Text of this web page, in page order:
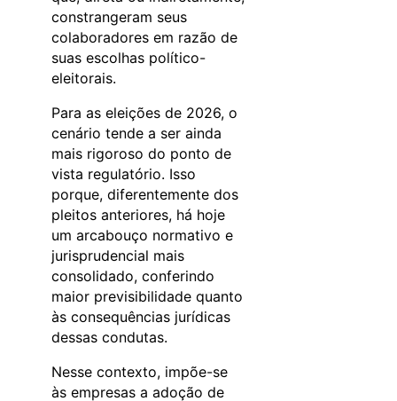
constrangeram seus
colaboradores em razão de
suas escolhas político-
eleitorais.
Para as eleições de 2026, o
cenário tende a ser ainda
mais rigoroso do ponto de
vista regulatório. Isso
porque, diferentemente dos
pleitos anteriores, há hoje
um arcabouço normativo e
jurisprudencial mais
consolidado, conferindo
maior previsibilidade quanto
às consequências jurídicas
dessas condutas.
Nesse contexto, impõe-se
às empresas a adoção de